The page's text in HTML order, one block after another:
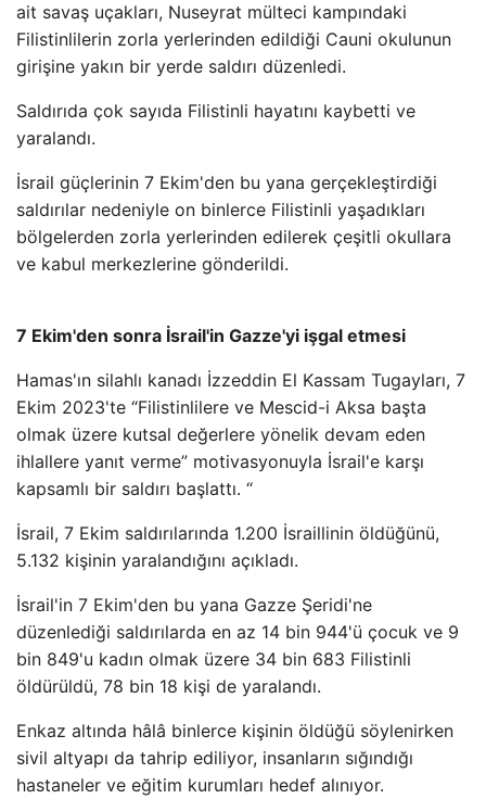
ait savaş uçakları, Nuseyrat mülteci kampındaki
Filistinlilerin zorla yerlerinden edildiği Cauni okulunun
girişine yakın bir yerde saldırı düzenledi.
Saldırıda çok sayıda Filistinli hayatını kaybetti ve
yaralandı.
İsrail güçlerinin 7 Ekim'den bu yana gerçekleştirdiği
saldırılar nedeniyle on binlerce Filistinli yaşadıkları
bölgelerden zorla yerlerinden edilerek çeşitli okullara
ve kabul merkezlerine gönderildi.
7 Ekim'den sonra İsrail'in Gazze'yi işgal etmesi
Hamas'ın silahlı kanadı İzzeddin El Kassam Tugayları, 7
Ekim 2023'te “Filistinlilere ve Mescid-i Aksa başta
olmak üzere kutsal değerlere yönelik devam eden
ihlallere yanıt verme” motivasyonuyla İsrail'e karşı
kapsamlı bir saldırı başlattı. “
İsrail, 7 Ekim saldırılarında 1.200 İsraillinin öldüğünü,
5.132 kişinin yaralandığını açıkladı.
İsrail'in 7 Ekim'den bu yana Gazze Şeridi'ne
düzenlediği saldırılarda en az 14 bin 944'ü çocuk ve 9
bin 849'u kadın olmak üzere 34 bin 683 Filistinli
öldürüldü, 78 bin 18 kişi de yaralandı.
Enkaz altında hâlâ binlerce kişinin öldüğü söylenirken
sivil altyapı da tahrip ediliyor, insanların sığındığı
hastaneler ve eğitim kurumları hedef alınıyor.